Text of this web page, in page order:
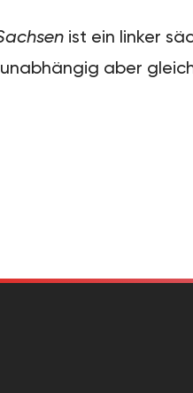
ist ein linker
aber